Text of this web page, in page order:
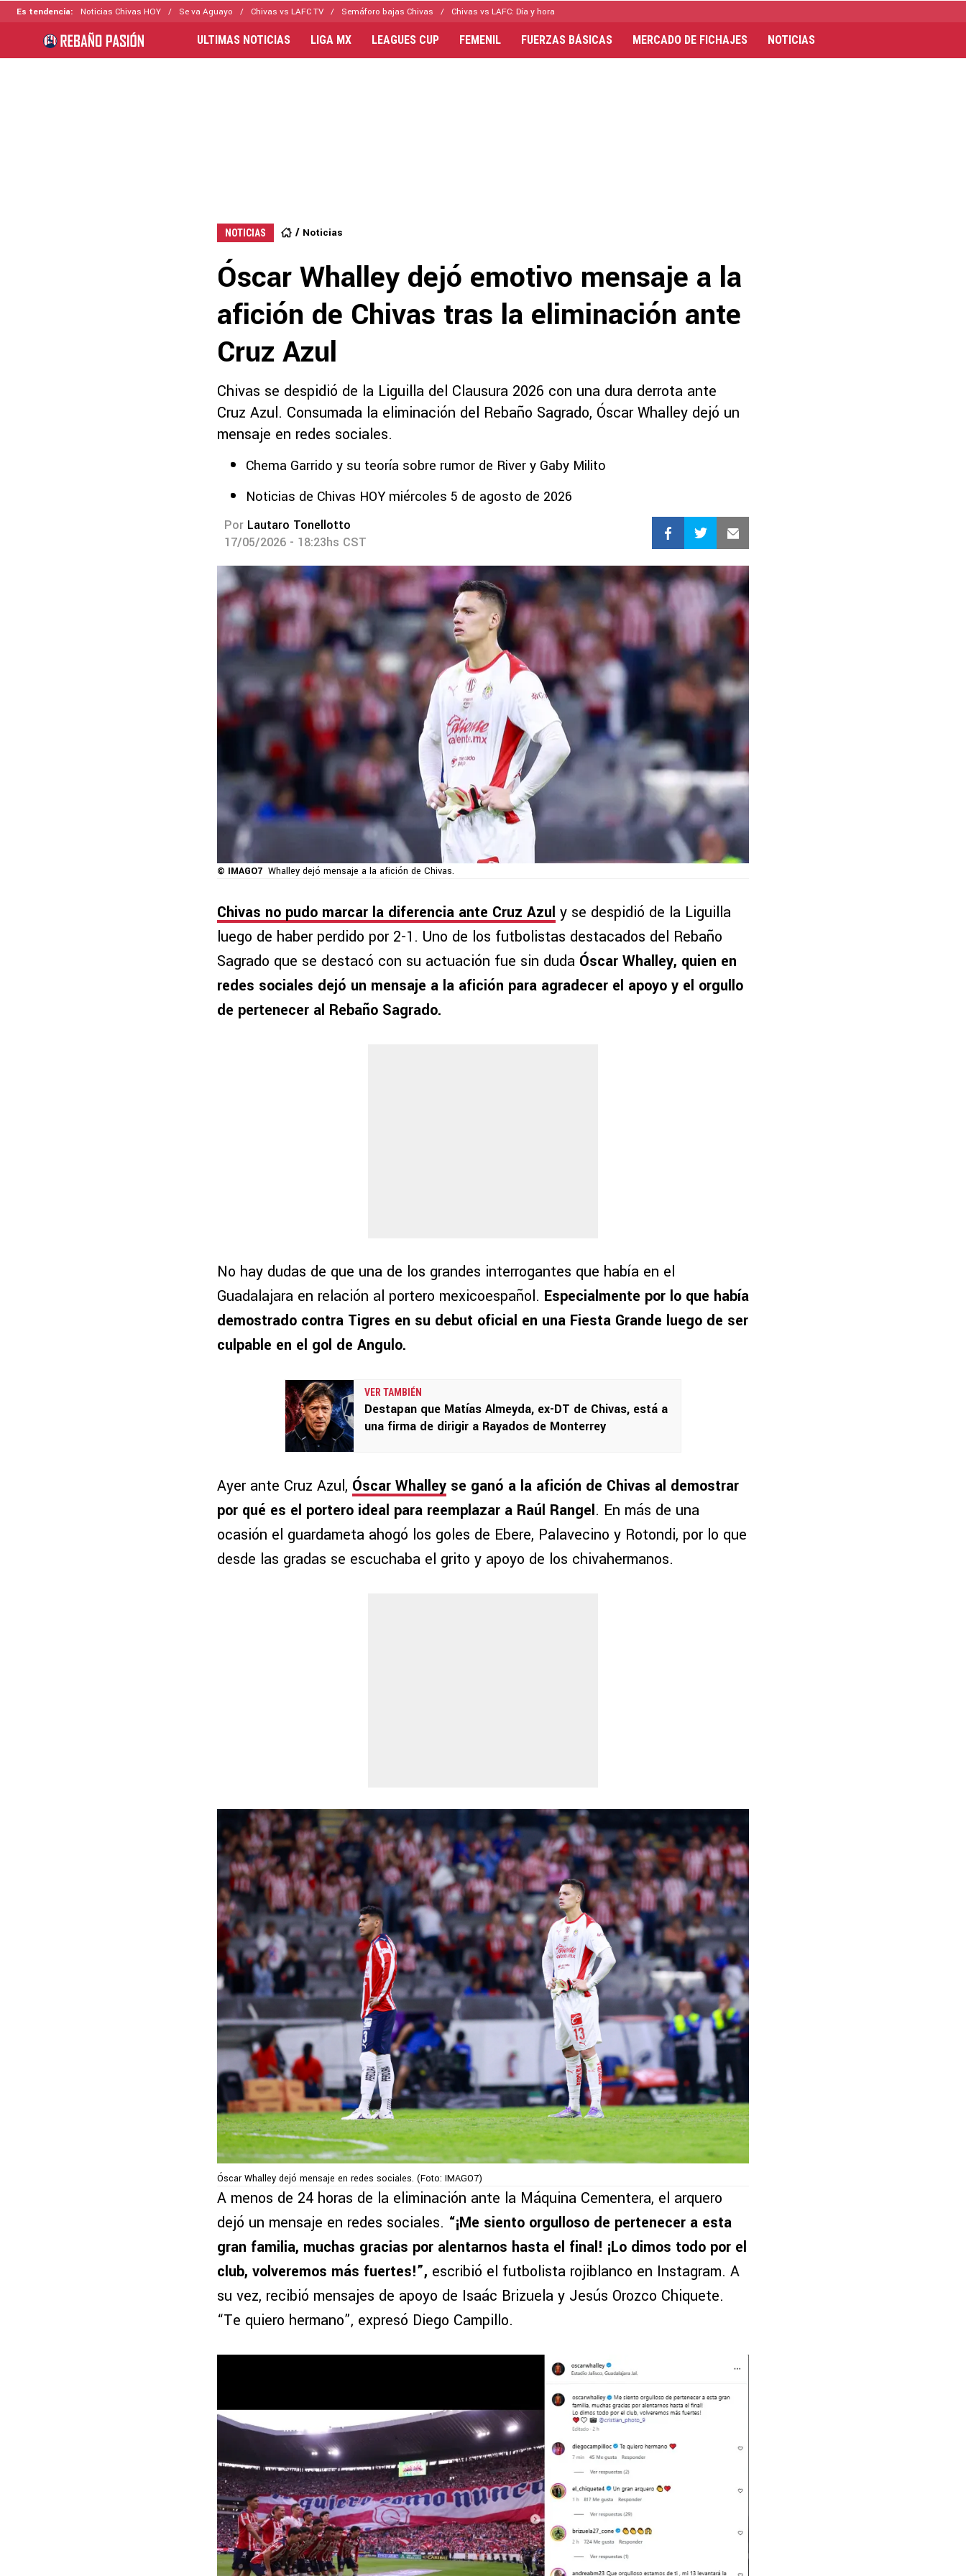
Es tendencia: Noticias Chivas HOY Se va Aguayo Chivas vs LAFC TV Semáforo bajas Chivas Chivas vs LAFC: Día y hora
ULTIMAS NOTICIAS LIGA MX LEAGUES CUP FEMENIL FUERZAS BÁSICAS MERCADO DE FICHAJES NOTICIAS
NOTICIAS Noticias
Óscar Whalley dejó emotivo mensaje a la
afición de Chivas tras la eliminación ante
Cruz Azul
Chivas se despidió de la Liguilla del Clausura 2026 con una dura derrota ante
Cruz Azul. Consumada la eliminación del Rebaño Sagrado, Óscar Whalley dejó un
mensaje en redes sociales.
Chema Garrido y su teoría sobre rumor de River y Gaby Milito
Noticias de Chivas HOY miércoles 5 de agosto de 2026
Por Lautaro Tonellotto
17/05/2026 - 18:23hs CST
© IMAGO7 Whalley dejó mensaje a la afición de Chivas.
Chivas no pudo marcar la diferencia ante Cruz Azul y se despidió de la Liguilla
luego de haber perdido por 2-1. Uno de los futbolistas destacados del Rebaño
Sagrado que se destacó con su actuación fue sin duda Óscar Whalley, quien en
redes sociales dejó un mensaje a la afición para agradecer el apoyo y el orgullo
de pertenecer al Rebaño Sagrado.
No hay dudas de que una de los grandes interrogantes que había en el
Guadalajara en relación al portero mexicoespañol. Especialmente por lo que había
demostrado contra Tigres en su debut oficial en una Fiesta Grande luego de ser
culpable en el gol de Angulo.
VER TAMBIÉN
Destapan que Matías Almeyda, ex-DT de Chivas, está a
una firma de dirigir a Rayados de Monterrey
Ayer ante Cruz Azul, Óscar Whalley se ganó a la afición de Chivas al demostrar
por qué es el portero ideal para reemplazar a Raúl Rangel. En más de una
ocasión el guardameta ahogó los goles de Ebere, Palavecino y Rotondi, por lo que
desde las gradas se escuchaba el grito y apoyo de los chivahermanos.
Óscar Whalley dejó mensaje en redes sociales. (Foto: IMAGO7)
A menos de 24 horas de la eliminación ante la Máquina Cementera, el arquero
dejó un mensaje en redes sociales. “¡Me siento orgulloso de pertenecer a esta
gran familia, muchas gracias por alentarnos hasta el final! ¡Lo dimos todo por el
club, volveremos más fuertes!”, escribió el futbolista rojiblanco en Instagram. A
su vez, recibió mensajes de apoyo de Isaác Brizuela y Jesús Orozco Chiquete.
“Te quiero hermano”, expresó Diego Campillo.